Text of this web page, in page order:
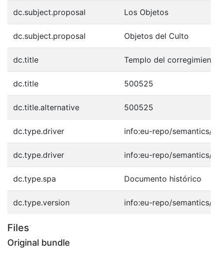
dc.subject.proposal Los Objetos
dc.subject.proposal Objetos del Culto
dc.title Templo del
dc.title 500525
dc.title.alternative 500525
dc.type.driver info:eu-repo/semantics/
dc.type.driver info:eu-repo/semantics/
dc.type.spa Documento histórico
dc.type.version info:eu-repo/semantics/
Files
Original bundle